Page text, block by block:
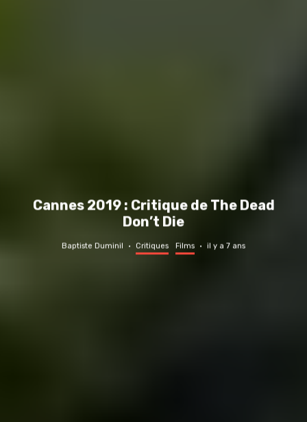
Cannes 2019 : Critique de The Dead
Don’t Die
Baptiste Duminil · Critiques Films · il y a 7 ans